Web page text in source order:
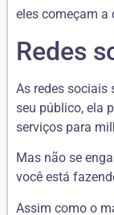
eles começam a
Redes
As redes sociais
seu público, ela
serviços para
Mas não se
você está
Assim como o